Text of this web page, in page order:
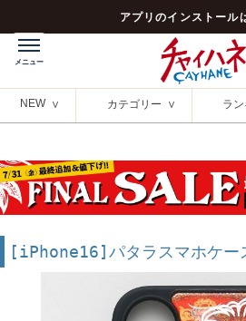
アプリのインストール
NEW カテゴリー ラ
[iPhone16]パタラスマホケー